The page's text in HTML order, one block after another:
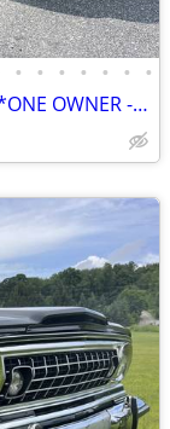
• • • • • • •
2019 *Ford* *Super Duty F-550 DRW* *ONE OWNER - CLEAN C